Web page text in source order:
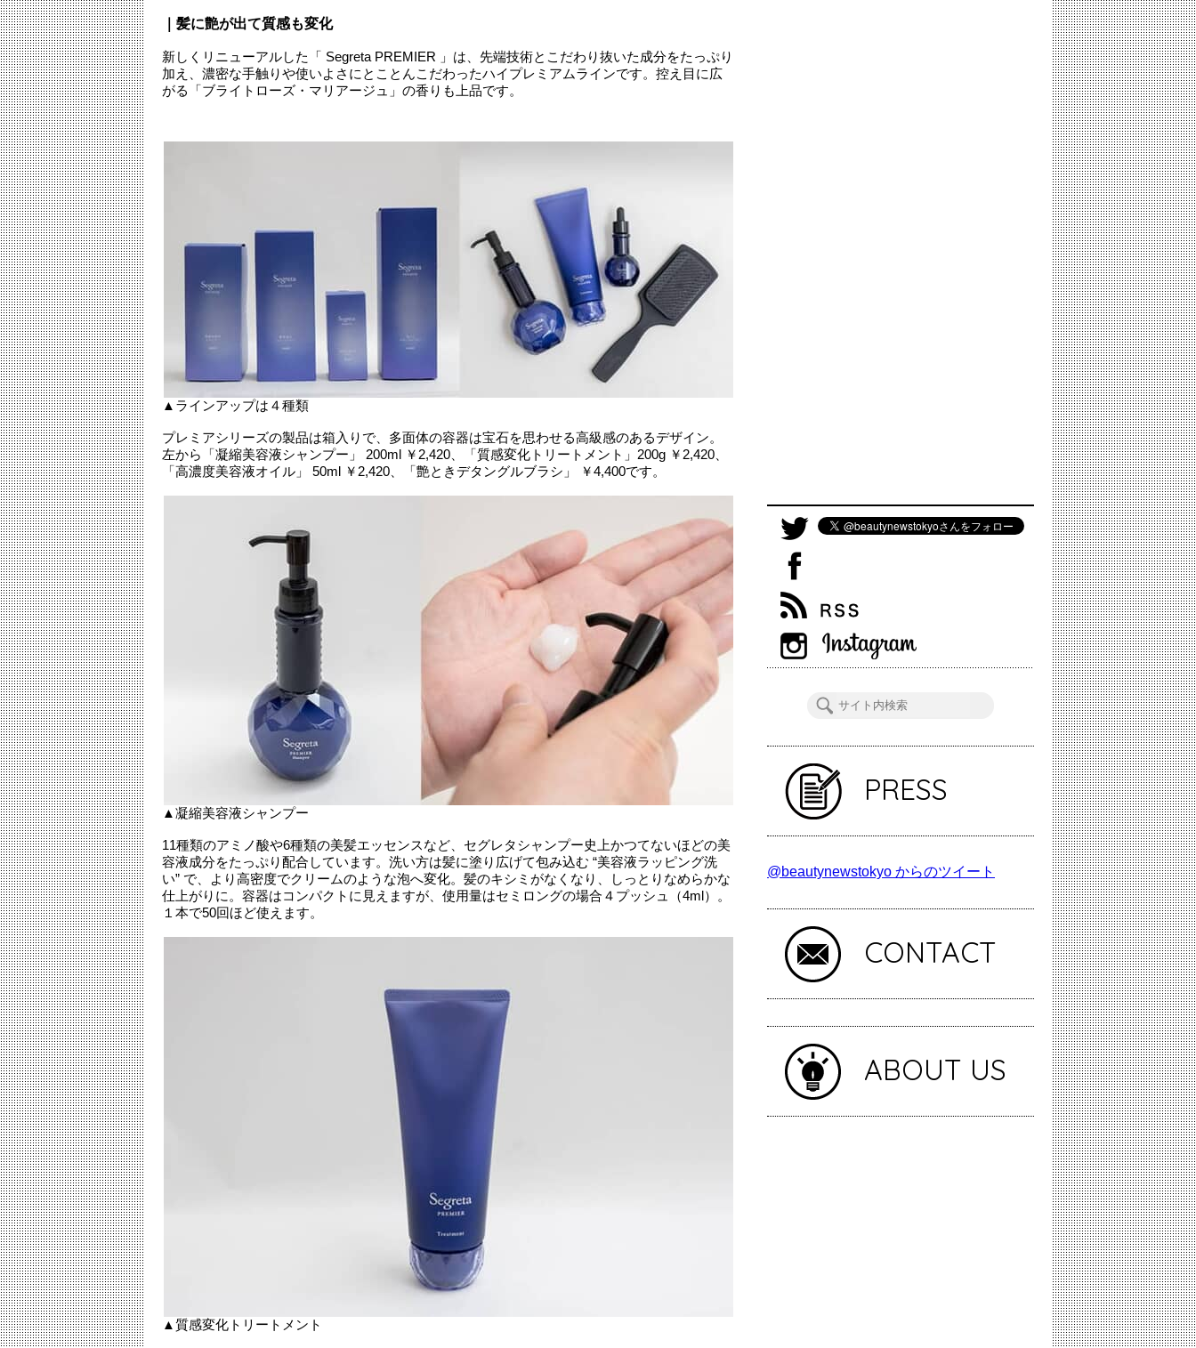
｜髪に艶が出て質感も変化
新しくリニューアルした「 Segreta PREMIER 」は、先端技術とこだわり抜いた成分をたっぷり
加え、濃密な手触りや使いよさにとことんこだわったハイプレミアムラインです。控え目に広
がる「ブライトローズ・マリアージュ」の香りも上品です。
▲ラインアップは４種類
プレミアシリーズの製品は箱入りで、多面体の容器は宝石を思わせる高級感のあるデザイン。
左から「凝縮美容液シャンプー」 200ml ￥2,420、「質感変化トリートメント」200g ￥2,420、
「高濃度美容液オイル」 50ml ￥2,420、「艶ときデタングルブラシ」 ￥4,400です。
▲凝縮美容液シャンプー
11種類のアミノ酸や6種類の美髪エッセンスなど、セグレタシャンプー史上かつてないほどの美
容液成分をたっぷり配合しています。洗い方は髪に塗り広げて包み込む “美容液ラッピング洗
い” で、より高密度でクリームのような泡へ変化。髪のキシミがなくなり、しっとりなめらかな
仕上がりに。容器はコンパクトに見えますが、使用量はセミロングの場合４プッシュ（4ml）。
１本で50回ほど使えます。
▲質感変化トリートメント
PRESS
@beautynewstokyo からのツイート
CONTACT
ABOUT US